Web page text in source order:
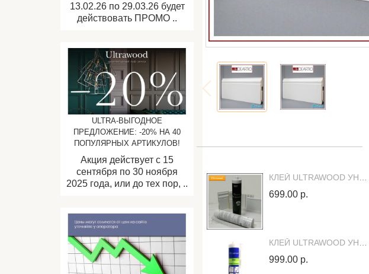
13.02.26 по 29.03.26 будет
действовать ПРОМО ..
ULTRA-ВЫГОДНОЕ
ПРЕДЛОЖЕНИЕ: -20% НА 40
ПОПУЛЯРНЫХ АРТИКУЛОВ!
Акция действует с 15
сентября по 30 ноября
2025 года, или до тех пор, ..
699.00 р.
999.00 р.